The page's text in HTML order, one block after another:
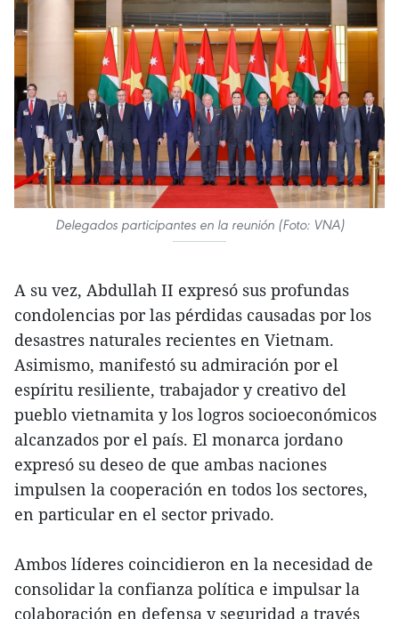
Delegados participantes en la reunión (Foto: VNA)
A su vez, Abdullah II expresó sus profundas
condolencias por las pérdidas causadas por los
desastres naturales recientes en Vietnam.
Asimismo, manifestó su admiración por el
espíritu resiliente, trabajador y creativo del
pueblo vietnamita y los logros socioeconómicos
alcanzados por el país. El monarca jordano
expresó su deseo de que ambas naciones
impulsen la cooperación en todos los sectores,
en particular en el sector privado.
Ambos líderes coincidieron en la necesidad de
consolidar la confianza política e impulsar la
colaboración en defensa y seguridad a través